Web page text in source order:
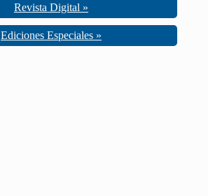
Revista Digital »
Ediciones Especiales »